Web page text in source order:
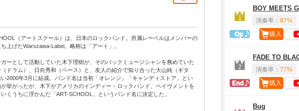
（アートスクール）は、日本のロックバンド。所属レーベルはメンバーの
上げたWarszawa-Label。略称は「アート」。
ガーとして活動していた木下理樹が、そのバックミュージシャンを務めていた
ドラム）、日向秀和（ベース）と、友人の紹介で知り合った大山純（ギタ
い2000年3月に結成。バンド名は当初「オレンジ」「キャンディストア」とい
が挙がったが、木下がアメリカのインディー・ロックバンド、ペイヴメントを
くうちに浮かんだ「ART-SCHOOL」というバンド名に決定した。
1
BOY MEETS
演奏率： 87%
1曲目定番
購入
2
FADE TO
演奏率： 77%
ラスト定番
購入
Bug